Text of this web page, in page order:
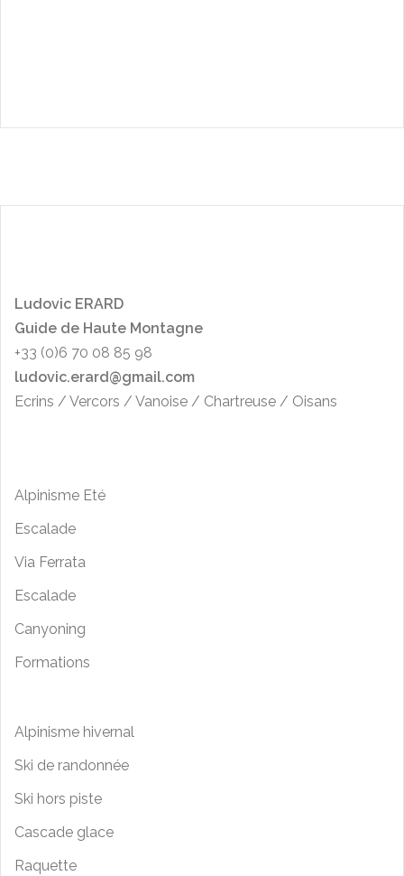
Ludovic ERARD
Guide de Haute Montagne
+33 (0)6 70 08 85 98
ludovic.erard@gmail.com
Ecrins / Vercors / Vanoise / Chartreuse / Oisans
Alpinisme Eté
Escalade
Via Ferrata
Escalade
Canyoning
Formations
Alpinisme hivernal
Ski de randonnée
Ski hors piste
Cascade glace
Raquette